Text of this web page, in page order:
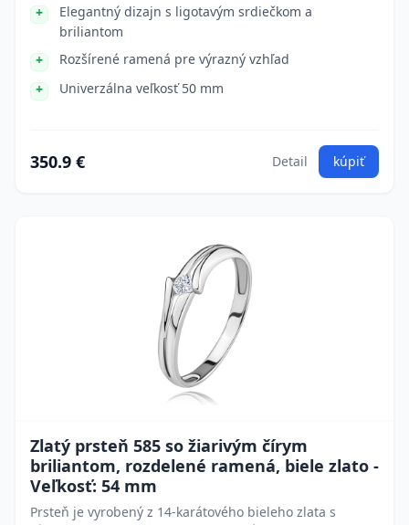
Elegantný dizajn s ligotavým srdiečkom a
briliantom
Rozšírené ramená pre výrazný vzhľad
Univerzálna veľkosť 50 mm
350.9 € Detail kúpiť
Zlatý prsteň 585 so žiarivým čírym
briliantom, rozdelené ramená, biele zlato -
Veľkosť: 54 mm
Prsteň je vyrobený z 14-karátového bieleho zlata s